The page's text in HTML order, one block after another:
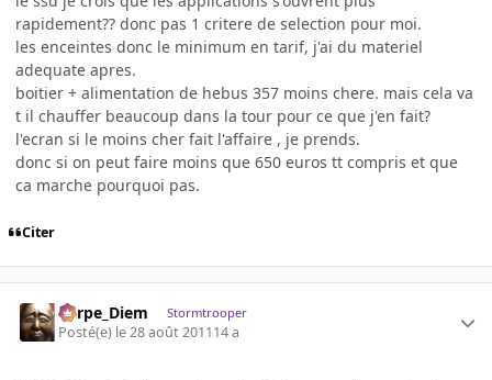
rapidement?? donc pas 1 critere de selection pour moi.
les enceintes donc le minimum en tarif, j'ai du materiel
adequate apres.
boitier + alimentation de hebus 357 moins chere. mais cela va
t il chauffer beaucoup dans la tour pour ce que j'en fait?
l'ecran si le moins cher fait l'affaire , je prends.
donc si on peut faire moins que 650 euros tt compris et que
ca marche pourquoi pas.
Citer
Carpe_Diem Stormtrooper
Posté(e) le 28 août 201114 a